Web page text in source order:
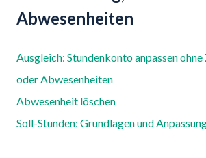
Abwesenheiten
Ausgleich: Stundenkonto anpassen
oder Abwesenheiten
Abwesenheit löschen
Soll-Stunden: Grundlagen und